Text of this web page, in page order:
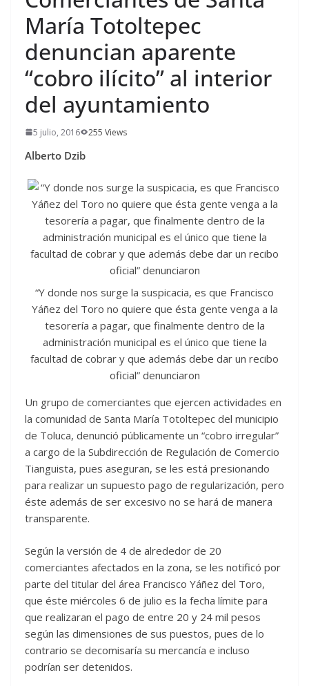
María Totoltepec
denuncian aparente
“cobro ilícito” al interior
del ayuntamiento
5 julio, 2016 255 Views
Alberto Dzib
“Y donde nos surge la suspicacia, es que Francisco
Yáñez del Toro no quiere que ésta gente venga a la
tesorería a pagar, que finalmente dentro de la
administración municipal es el único que tiene la
facultad de cobrar y que además debe dar un recibo
oficial” denunciaron
Un grupo de comerciantes que ejercen actividades en
la comunidad de Santa María Totoltepec del municipio
de Toluca, denunció públicamente un “cobro irregular”
a cargo de la Subdirección de Regulación de Comercio
Tianguista, pues aseguran, se les está presionando
para realizar un supuesto pago de regularización, pero
éste además de ser excesivo no se hará de manera
transparente.
Según la versión de 4 de alrededor de 20
comerciantes afectados en la zona, se les notificó por
parte del titular del área Francisco Yáñez del Toro,
que éste miércoles 6 de julio es la fecha límite para
que realizaran el pago de entre 20 y 24 mil pesos
según las dimensiones de sus puestos, pues de lo
contrario se decomisaría su mercancía e incluso
podrían ser detenidos.